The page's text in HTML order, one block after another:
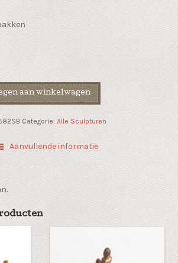
aan winkelwagen
Categorie: Alle Sculpturen
Aanvullende informatie